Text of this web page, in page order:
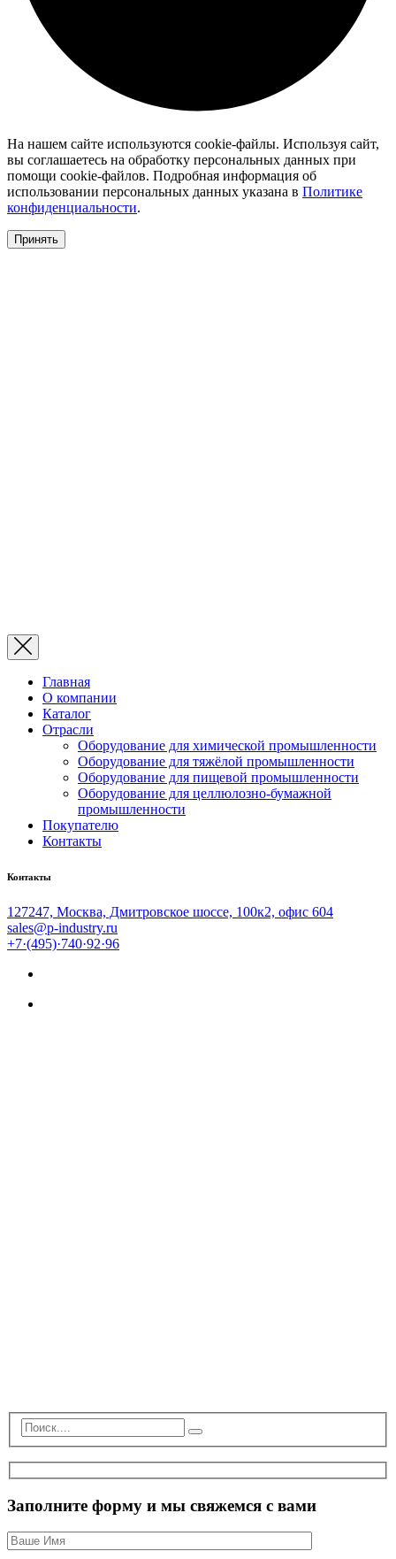
На нашем сайте используются cookie-файлы. Используя сайт,
вы соглашаетесь на обработку персональных данных при
помощи cookie-файлов. Подробная информация об
использовании персональных данных указана в Политике
конфиденциальности.
Принять
Главная
О компании
Каталог
Отрасли
Оборудование для химической промышленности
Оборудование для тяжёлой промышленности
Оборудование для пищевой промышленности
Оборудование для целлюлозно-бумажной
промышленности
Покупателю
Контакты
Контакты
127247, Москва, Дмитровское шоссе, 100к2, офис 604
sales@p-industry.ru
+7·(495)·740·92·96
Заполните форму и мы свяжемся с вами